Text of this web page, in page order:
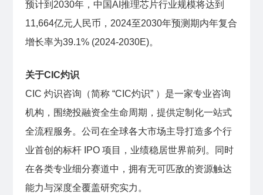
预计到2030年，中国AI推理芯片行业规模将达到
11,664亿元人民币，2024至2030年预测期内年复合
增长率为39.1% (2024-2030E)。
关于CIC灼识
CIC 灼识咨询（简称 “CIC灼识” ）是一家专业咨询
机构，围绕投融资全生命周期，提供定制化一站式
全流程服务。公司在全球各大市场主导打造多个行
业首创的标杆 IPO 项目，业绩稳居世界前列。同时
在各类专业细分赛道中，拥有无可匹敌的资源触达
能力与深度全覆盖研究实力。